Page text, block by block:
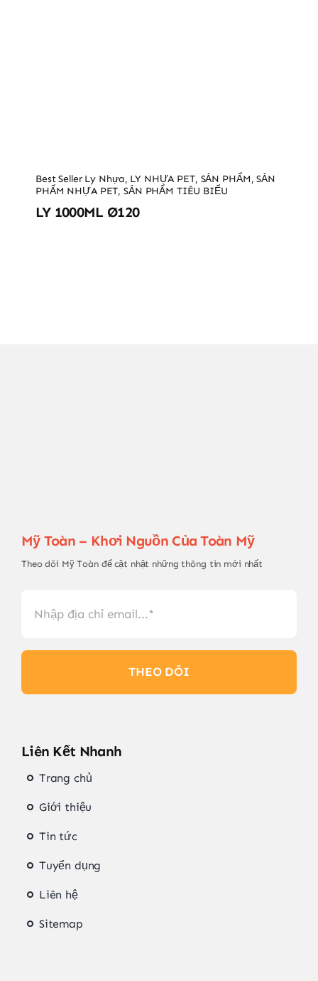
Best Seller Ly Nhựa, LY NHỰA PET, SẢN PHẨM,SẢN
PHẨM NHỰA PET,SẢN PHẨM TIÊU BIỂU
LY 1000ML Ø120
Mỹ Toàn – Khơi Nguồn Của Toàn Mỹ
Theo dõi Mỹ Toàn để cật nhật những thông tin mới nhất
THEO DÕI
Liên Kết Nhanh
Trang chủ
Giới thiệu
Tin tức
Tuyển dụng
Liên hệ
Sitemap